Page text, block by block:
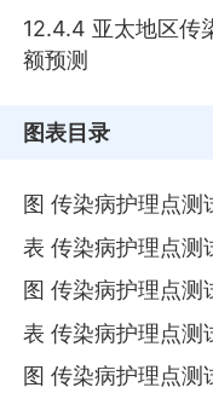
12.4.4 亚太地区传
额预测
图表目录
图 传染病护理点测
表 传染病护理点测
图 传染病护理点测
表 传染病护理点测
图 传染病护理点测